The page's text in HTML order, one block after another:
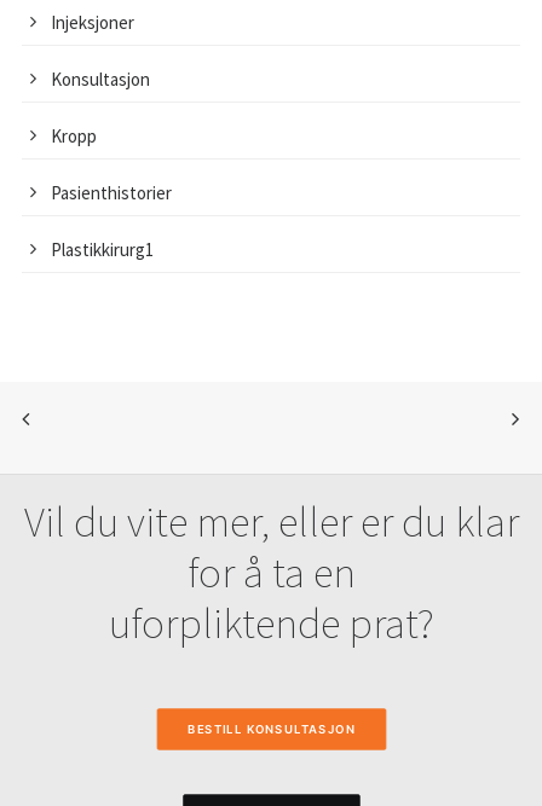
Injeksjoner
Konsultasjon
Kropp
Pasienthistorier
Plastikkirurg1
Vil du vite mer, eller er du klar
for å ta en
uforpliktende prat?
BESTILL KONSULTASJON